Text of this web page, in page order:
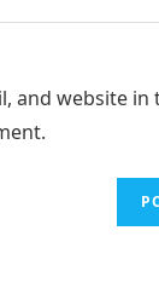
and website